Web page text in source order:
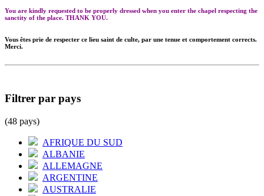
You are kindly requested to be properly dressed when you enter the chapel respecting the
sanctity of the place. THANK YOU.
Vous êtes prie de respecter ce lieu saint de culte, par une tenue et comportement corrects.
Merci.
Filtrer par pays
(48 pays)
AFRIQUE DU SUD
ALBANIE
ALLEMAGNE
ARGENTINE
AUSTRALIE